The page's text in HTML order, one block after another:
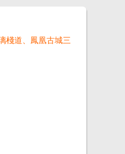
棧道、鳳凰古城三